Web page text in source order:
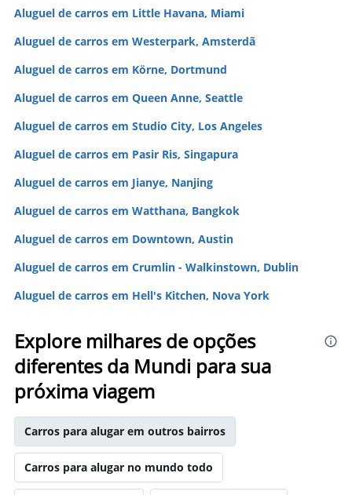
Aluguel de carros em Little Havana, Miami
Aluguel de carros em Westerpark, Amsterdã
Aluguel de carros em Körne, Dortmund
Aluguel de carros em Queen Anne, Seattle
Aluguel de carros em Studio City, Los Angeles
Aluguel de carros em Pasir Ris, Singapura
Aluguel de carros em Jianye, Nanjing
Aluguel de carros em Watthana, Bangkok
Aluguel de carros em Downtown, Austin
Aluguel de carros em Crumlin - Walkinstown, Dublin
Aluguel de carros em Hell's Kitchen, Nova York
Explore milhares de opções
diferentes da Mundi para sua
próxima viagem
Carros para alugar em outros bairros
Carros para alugar no mundo todo